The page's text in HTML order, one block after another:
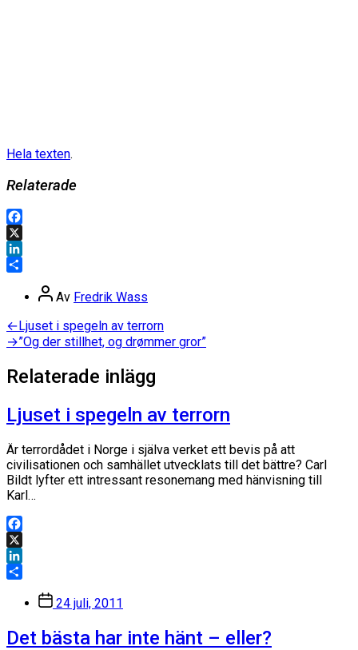
Hela texten.
Relaterade
Facebook
X
LinkedIn
Inläggsförfattare
Av Fredrik Wass
Inläggsnavigering
←Föregående
inlägg:
Ljuset i spegeln av terrorn
→Nästa
”Og der stillhet, og drømmer gror”
Relaterade inlägg
Ljuset i spegeln av terrorn
Är terrordådet i Norge i själva verket ett bevis på att
civilisationen och samhället utvecklats till det bättre? Carl
Bildt lyfter ett intressant resonemang med hänvisning till
Karl…
Facebook
X
LinkedIn
Inläggsdatum
24 juli, 2011
Det bästa har inte hänt – eller?